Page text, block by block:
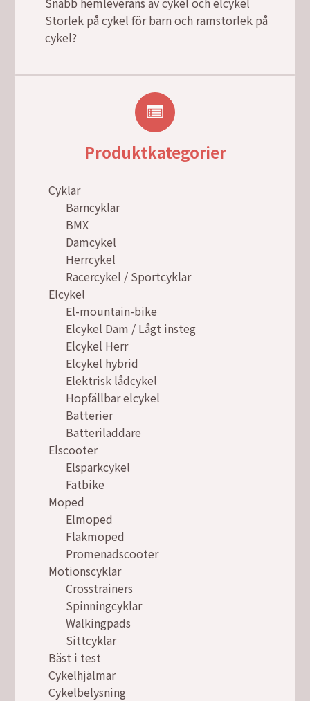
Storlek på cykel för barn och ramstorlek på
cykel?
Produktkategorier
Cyklar
Barncyklar
BMX
Damcykel
Herrcykel
Racercykel / Sportcyklar
Elcykel
El-mountain-bike
Elcykel Dam / Lågt insteg
Elcykel Herr
Elcykel hybrid
Elektrisk lådcykel
Hopfällbar elcykel
Batterier
Batteriladdare
Elscooter
Elsparkcykel
Fatbike
Moped
Elmoped
Flakmoped
Promenadscooter
Motionscyklar
Crosstrainers
Spinningcyklar
Walkingpads
Sittcyklar
Bäst i test
Cykelhjälmar
Cykelbelysning